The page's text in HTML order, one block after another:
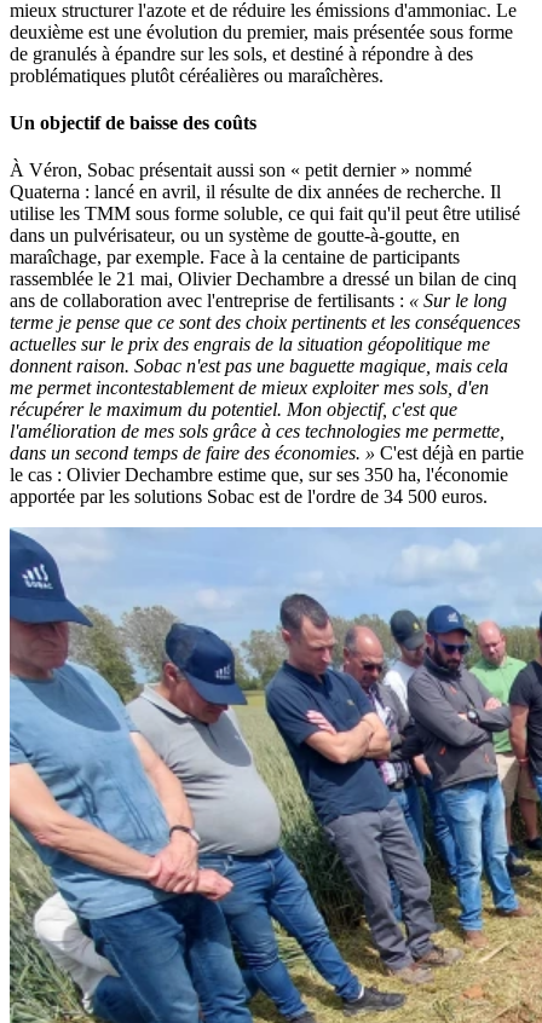
mieux structurer l'azote et de réduire les émissions d'ammoniac. Le
deuxième est une évolution du premier, mais présentée sous forme
de granulés à épandre sur les sols, et destiné à répondre à des
problématiques plutôt céréalières ou maraîchères.
Un objectif de baisse des coûts
À Véron, Sobac présentait aussi son « petit dernier » nommé
Quaterna : lancé en avril, il résulte de dix années de recherche. Il
utilise les TMM sous forme soluble, ce qui fait qu'il peut être utilisé
dans un pulvérisateur, ou un système de goutte-à-goutte, en
maraîchage, par exemple. Face à la centaine de participants
rassemblée le 21 mai, Olivier Dechambre a dressé un bilan de cinq
ans de collaboration avec l'entreprise de fertilisants : « Sur le long
terme je pense que ce sont des choix pertinents et les conséquences
actuelles sur le prix des engrais de la situation géopolitique me
donnent raison. Sobac n'est pas une baguette magique, mais cela
me permet incontestablement de mieux exploiter mes sols, d'en
récupérer le maximum du potentiel. Mon objectif, c'est que
l'amélioration de mes sols grâce à ces technologies me permette,
dans un second temps de faire des économies. » C'est déjà en partie
le cas : Olivier Dechambre estime que, sur ses 350 ha, l'économie
apportée par les solutions Sobac est de l'ordre de 34 500 euros.